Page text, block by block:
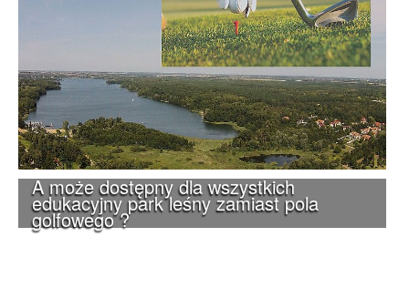
A może dostępny dla wszystkich
edukacyjny park leśny zamiast pola
golfowego ?